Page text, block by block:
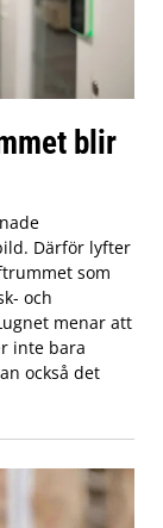
blir
Därför lyfter
som
och
menar att
inte bara
också det